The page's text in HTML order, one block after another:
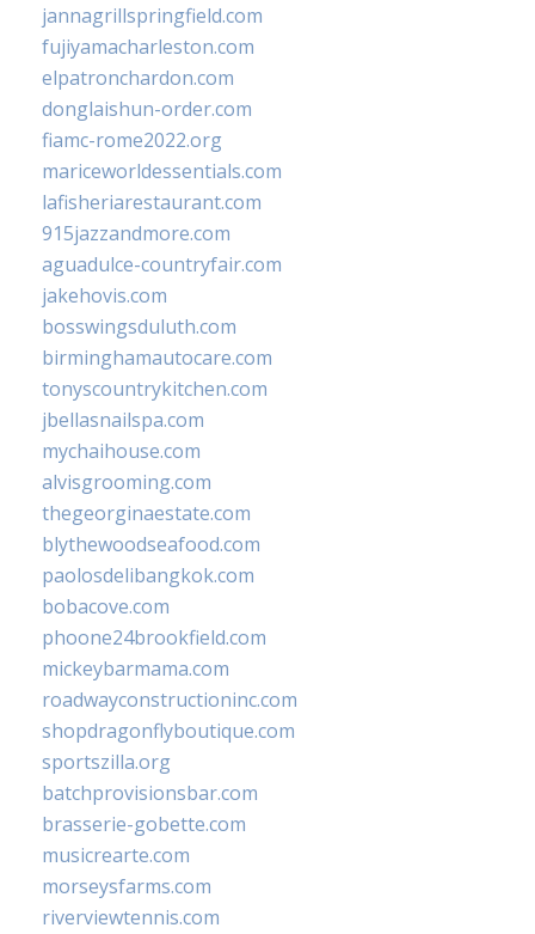
jannagrillspringfield.com
fujiyamacharleston.com
elpatronchardon.com
donglaishun-order.com
fiamc-rome2022.org
mariceworldessentials.com
lafisheriarestaurant.com
915jazzandmore.com
aguadulce-countryfair.com
jakehovis.com
bosswingsduluth.com
birminghamautocare.com
tonyscountrykitchen.com
jbellasnailspa.com
mychaihouse.com
alvisgrooming.com
thegeorginaestate.com
blythewoodseafood.com
paolosdelibangkok.com
bobacove.com
phoone24brookfield.com
mickeybarmama.com
roadwayconstructioninc.com
shopdragonflyboutique.com
sportszilla.org
batchprovisionsbar.com
brasserie-gobette.com
musicrearte.com
morseysfarms.com
riverviewtennis.com